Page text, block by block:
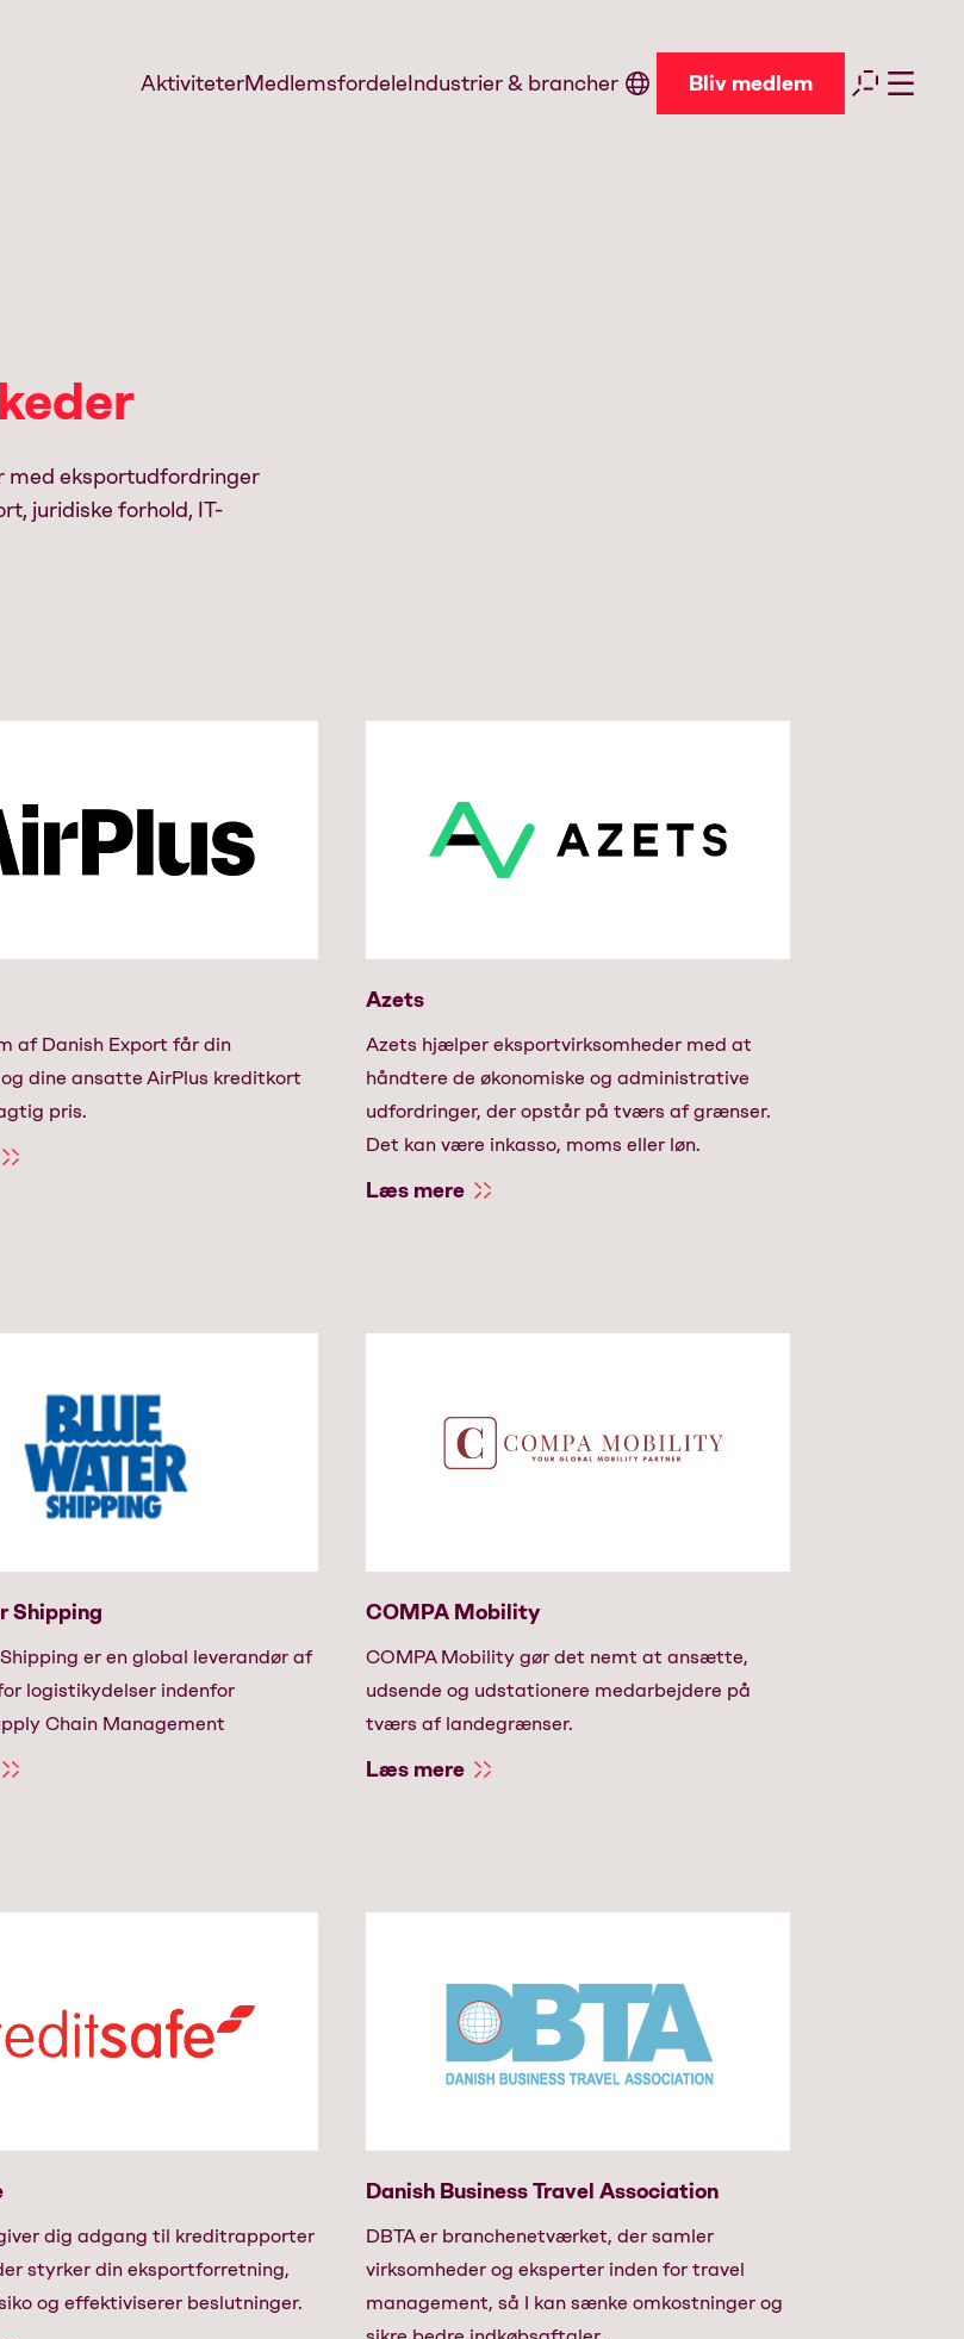
AktiviteterMedlemsfordeleIndustrier & brancher Bliv medlem
med eksportudfordringer
juridiske forhold, IT-
af Danish Export får din
dine ansatte AirPlus kreditkort
pris.
Azets
Azets hjælper eksportvirksomheder med at
håndtere de økonomiske og administrative
udfordringer, der opstår på tværs af grænser.
Det kan være inkasso, moms eller løn.
Læs mere
Shipping
er en global leverandør af
logistikydelser indenfor
Chain Management
COMPA Mobility
COMPA Mobility gør det nemt at ansætte,
udsende og udstationere medarbejdere på
tværs af landegrænser.
Læs mere
dig adgang til kreditrapporter
styrker din eksportforretning,
og effektiviserer beslutninger.
Danish Business Travel Association
DBTA er branchenetværket, der samler
virksomheder og eksperter inden for travel
management, så I kan sænke omkostninger og